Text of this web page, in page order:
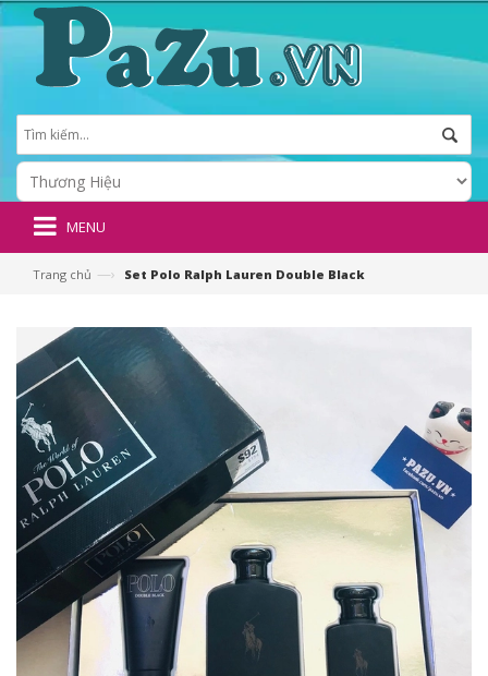
MENU
Trang chủ —› Set Polo Ralph Lauren Double Black